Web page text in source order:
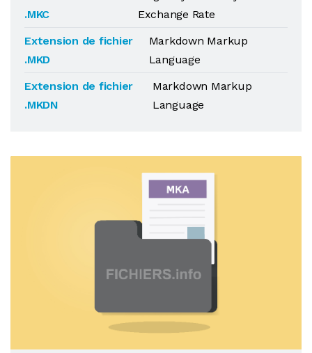
.MKC
Exchange Rate
Extension de fichier
.MKD
Markdown Markup
Language
Extension de fichier
.MKDN
Markdown Markup
Language